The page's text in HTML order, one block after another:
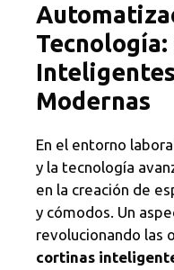
Modernas
En el entorno
y la tecnología
en la creación de
y cómodos. Un
revolucionando las
cortinas